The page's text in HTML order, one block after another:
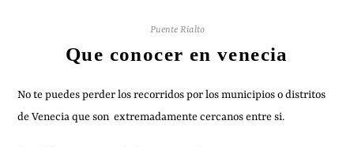
Puente Rialto
Que conocer en venecia
No te puedes perder los recorridos por los municipios o distritos
de Venecia que son extremadamente cercanos entre si.